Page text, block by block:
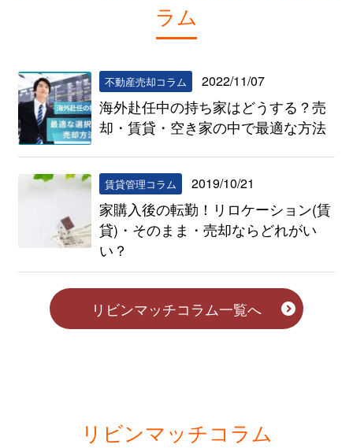
ラム
不動産売却コラム 2022/11/07
海外赴任中の持ち家はどうする？売
却・賃貸・空き家の中で最適な方法
賃貸管理コラム 2019/10/21
家購入後の転勤！リロケーション(賃
貸)・そのまま・売却ならどれがい
い？
リビンマッチコラム一覧へ
リビンマッチコラム